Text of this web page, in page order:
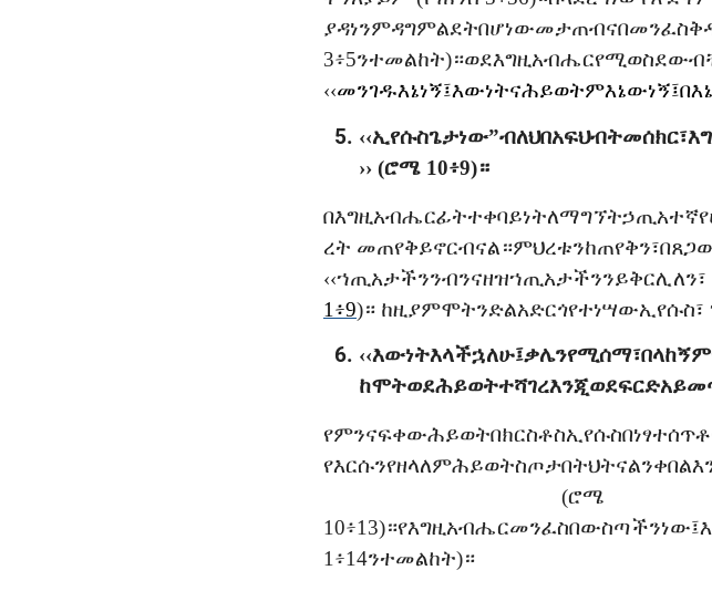
ያዳነንምዳግምልደትበሆነውመታጠብናበመንፈስ
3፥5ንተመልከት)።ወደእግዚአብሔርየሚወስደው
‹‹መንገዱእኔነኝ፤እውነትናሕይወትምእኔውነኝ፤በእኔ
‹‹ኢየሱስጌታነው”ብለህበአፍህብትመሰክር፣
›› (ሮሜ 10፥9)።
በእግዚአብሔርፊትተቀባይነትለማግኘትኃጢአተኛ
ረት መጠየቅይኖርብናል።ምህረቱንከጠየቅን፣
‹‹ኀጢአታችንንብንናዘዝኀጢአታችንንይቅርሊለን፣
1 ፥9)። ከዚያምሞትንድልአድርጎየተነሣውኢየሱስ፣
‹‹እውነትእላችኋለሁ፤ቃሌንየሚሰማ፣በላከኝም
ከሞትወደሕይወትተሻገረእንጂወደፍርድ
የምንናፍቀውሕይወትበክርስቶስኢየሱስበነፃ
የእርሱንየዘላለምሕይወትስጦታበትህትናልንቀበል
(ሮሜ
10፥13)።የእግዚአብሔርመንፈስበውስጣችንነው፤
1፥14ንተመልከት)።